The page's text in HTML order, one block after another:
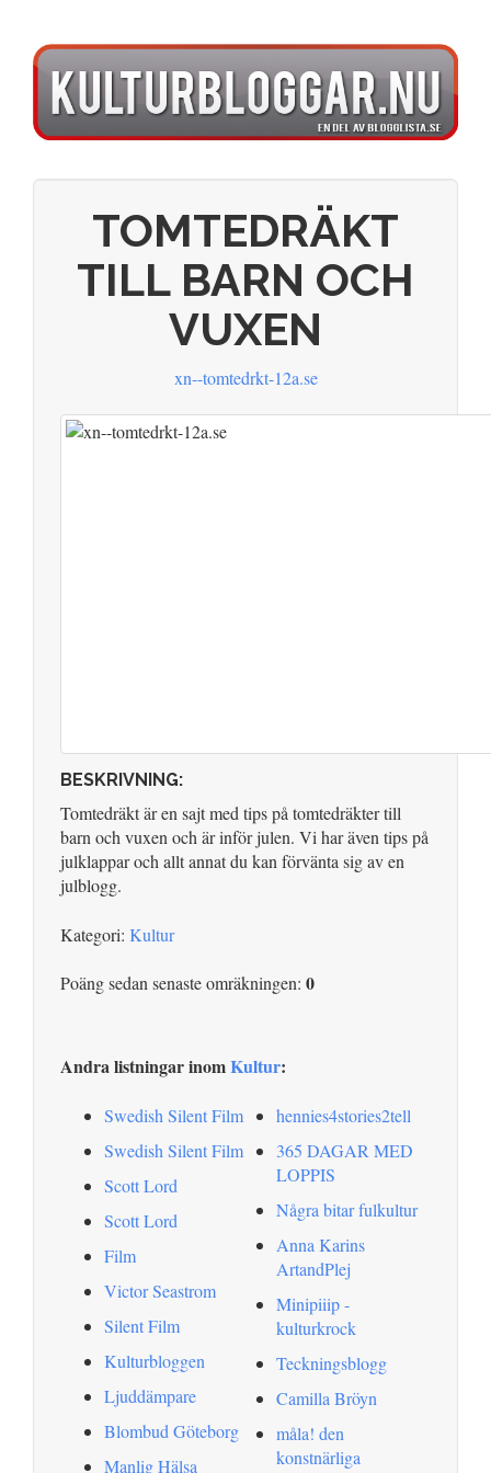
TOMTEDRÄKT
TILL BARN OCH
VUXEN
xn--tomtedrkt-12a.se
BESKRIVNING:
Tomtedräkt är en sajt med tips på tomtedräkter till
barn och vuxen och är inför julen. Vi har även tips på
julklappar och allt annat du kan förvänta sig av en
julblogg.
Kategori: Kultur
Poäng sedan senaste omräkningen: 0
Andra listningar inomKultur:
Swedish Silent Film
Swedish Silent Film
Scott Lord
Scott Lord
Film
Victor Seastrom
Silent Film
Kulturbloggen
Ljuddämpare
Blombud Göteborg
Manlig Hälsa
hennies4stories2tell
365 DAGAR MED
LOPPIS
Några bitar fulkultur
Anna Karins
ArtandPlej
Minipiiip -
kulturkrock
Teckningsblogg
Camilla Bröyn
måla! den
konstnärliga